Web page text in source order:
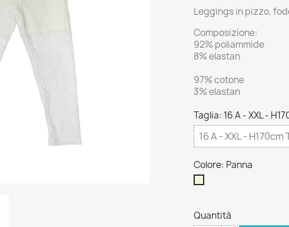
Leggings in pizzo,
Composizione:
92% poliammide
8% elastan
97% cotone
3% elastan
Taglia: 16 A - XXL -
Colore: Panna
Quantità